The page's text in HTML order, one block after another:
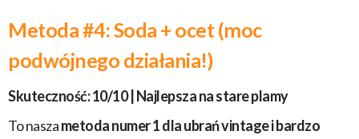
Metoda #4: Soda + ocet (moc
podwójnego działania!)
Skuteczność: 10/10 | Najlepsza na stare plamy
To naszametoda numer 1 dla ubrań vintage i bardzo